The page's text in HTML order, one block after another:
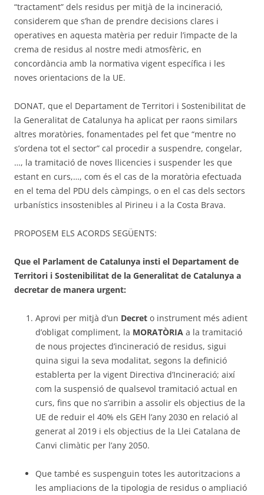
“tractament” dels residus per mitjà de la incineració,
considerem que s’han de prendre decisions clares i
operatives en aquesta matèria per reduir l’impacte de la
crema de residus al nostre medi atmosfèric, en
concordància amb la normativa vigent específica i les
noves orientacions de la UE.
DONAT, que el Departament de Territori i Sostenibilitat de
la Generalitat de Catalunya ha aplicat per raons similars
altres moratòries, fonamentades pel fet que “mentre no
s’ordena tot el sector” cal procedir a suspendre, congelar,
…, la tramitació de noves llicencies i suspender les que
estant en curs,…, com és el cas de la moratòria efectuada
en el tema del PDU dels càmpings, o en el cas dels sectors
urbanístics insostenibles al Pirineu i a la Costa Brava.
PROPOSEM ELS ACORDS SEGÜENTS:
Que el Parlament de Catalunya insti el Departament de
Territori i Sostenibilitat de la Generalitat de Catalunya a
decretar de manera urgent:
Aprovi per mitjà d’un Decret o instrument més adient
d’obligat compliment, la MORATÒRIA a la tramitació
de nous projectes d’incineració de residus, sigui
quina sigui la seva modalitat, segons la definició
establerta per la vigent Directiva d’Incineració; així
com la suspensió de qualsevol tramitació actual en
curs, fins que no s’arribin a assolir els objectius de la
UE de reduir el 40% els GEH l’any 2030 en relació al
generat al 2019 i els objectius de la Llei Catalana de
Canvi climàtic per l’any 2050.
Que també es suspenguin totes les autoritzacions a
les ampliacions de la tipologia de residus o ampliació